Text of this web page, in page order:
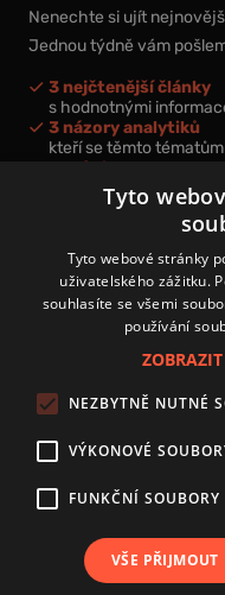
Nenechte si ujít
Jednou týdně vám
3 nejčtenější články
s hodnotnými
3 názory analytiků
kteří se těmto
nová videa a podcasty
k prohloubení vašich
Přihlášením k newsletteru
zpracování osobních údajů.
Zásady používání souborů
Autoři
Nastavení cookies
Tyto
Tyto webové stránky
uživatelského zážitku.
souhlasíte se všemi
používání
NEZBYTNĚ NUTNÉ
VÝKONOVÉ
FUNKČNÍ SOUBORY
VŠE PŘIJMOUT